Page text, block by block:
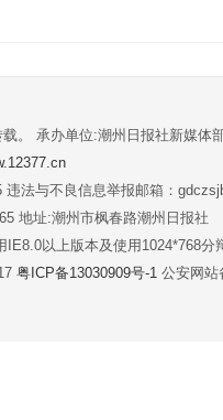
。 承办单位:潮州日报社新媒体
法与不良信息举报邮箱：
地址:潮州市枫春路潮州日报社
以上版本及使用1024*768分
粤ICP备13030909号-1 公安网站